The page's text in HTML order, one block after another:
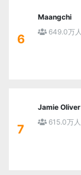
6
Maangchi
649.0万人
7
Jamie Oliver
615.0万人